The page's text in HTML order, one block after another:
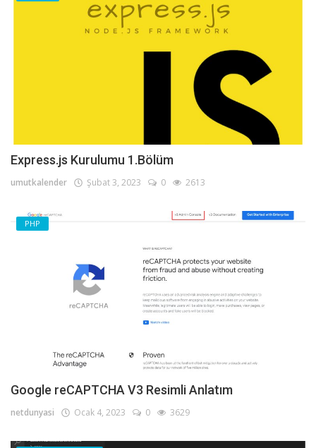
Express.js Kurulumu 1.Bölüm
umutkalender Şubat 3, 2023 0 2613
PHP
Google reCAPTCHA V3 Resimli Anlatım
netdunyasi Ocak 4, 2023 0 3629